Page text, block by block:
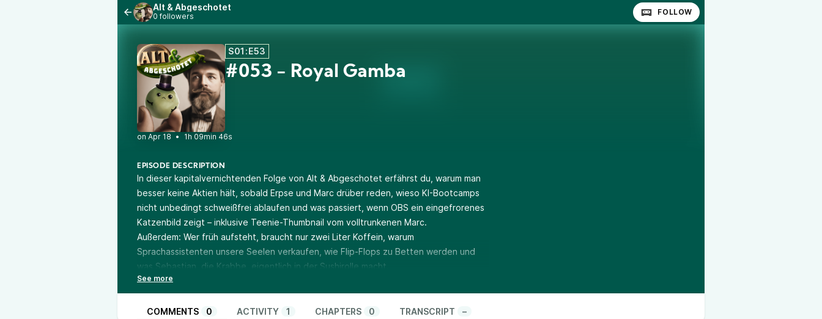
Alt & Abgeschotet
0 followers FOLLOW
S01:E53
#053 - Royal Gamba
• 1h 09min 46s
EPISODE DESCRIPTION
In dieser kapitalvernichtenden Folge von Alt & Abgeschotet erfährst du, warum man
besser keine Aktien hält, sobald Erpse und Marc drüber reden, wieso KI-Bootcamps
nicht unbedingt schweißfrei ablaufen und was passiert, wenn OBS ein eingefrorenes
Katzenbild zeigt – inklusive Teenie-Thumbnail vom volltrunkenen Marc.
Außerdem: Wer früh aufsteht, braucht nur zwei Liter Koffein, warum
Sprachassistenten unsere Seelen verkaufen, wie Flip-Flops zu Betten werden und
was Sebastian, die Krabbe, eigentlich in der Sushirolle macht.
On top gibt’s noch die entscheidende Frage: Welches Elektroauto ist am wenigsten
deutsch, was bringt der Klimawandel wirklich – und wie viele EC-Karten Mikroplastik
futtert man eigentlich pro Woche?
COMMENTS 0 ACTIVITY 1 CHAPTERS 0 TRANSCRIPT –